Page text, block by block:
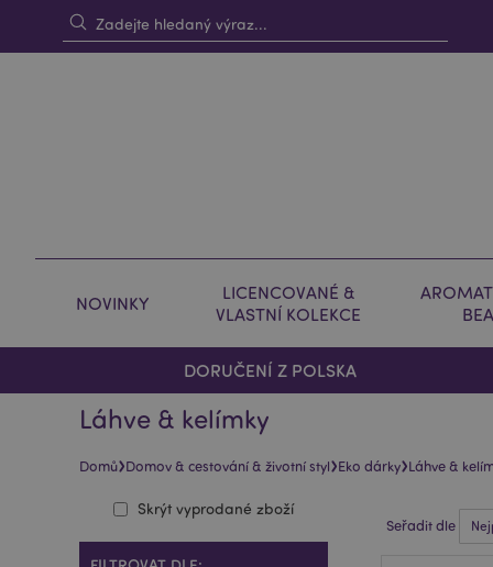
NOVINKY
LICENCOVANÉ &
VLASTNÍ KOLEKCE
DORUČENÍ Z POLSKA
Láhve & kelímky
Domů›Domov & cestování & životní styl›Eko dárky›Láhve &
Seřadit dle
Skrýt vyprodané zboží